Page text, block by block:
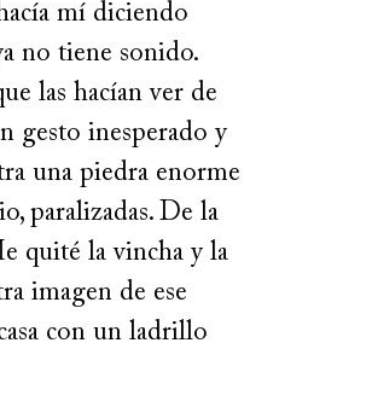
mí diciendo
no tiene sonido.
las hacían ver de
gesto inesperado y
una piedra enorme
paralizadas. De la
quité la vincha y la
imagen de ese
con un ladrillo